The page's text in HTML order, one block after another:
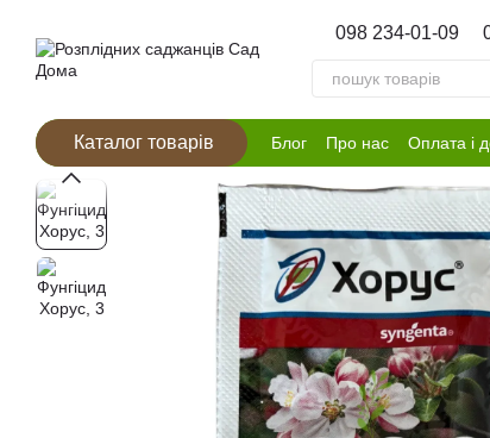
098 234-01-09
Каталог товарів Блог Про нас Оплата і